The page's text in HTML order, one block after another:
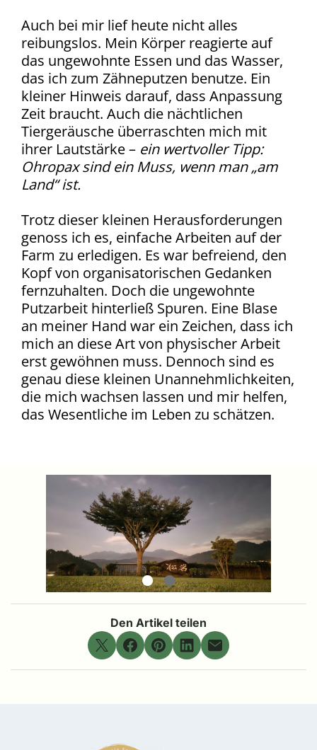
Auch bei mir lief heute nicht alles
reibungslos. Mein Körper reagierte auf
das ungewohnte Essen und das Wasser,
das ich zum Zähneputzen benutze. Ein
kleiner Hinweis darauf, dass Anpassung
Zeit braucht. Auch die nächtlichen
Tiergeräusche überraschten mich mit
ihrer Lautstärke – ein wertvoller Tipp:
Ohropax sind ein Muss, wenn man „am
Land“ ist.
Trotz dieser kleinen Herausforderungen
genoss ich es, einfache Arbeiten auf der
Farm zu erledigen. Es war befreiend, den
Kopf von organisatorischen Gedanken
fernzuhalten. Doch die ungewohnte
Putzarbeit hinterließ Spuren. Eine Blase
an meiner Hand war ein Zeichen, dass ich
mich an diese Art von physischer Arbeit
erst gewöhnen muss. Dennoch sind es
genau diese kleinen Unannehmlichkeiten,
die mich wachsen lassen und mir helfen,
das Wesentliche im Leben zu schätzen.
Den Artikel teilen